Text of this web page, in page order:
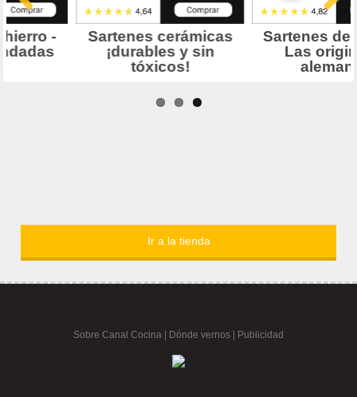
Ir a la tienda
Sobre Canal Cocina Dónde vernos | Publicidad